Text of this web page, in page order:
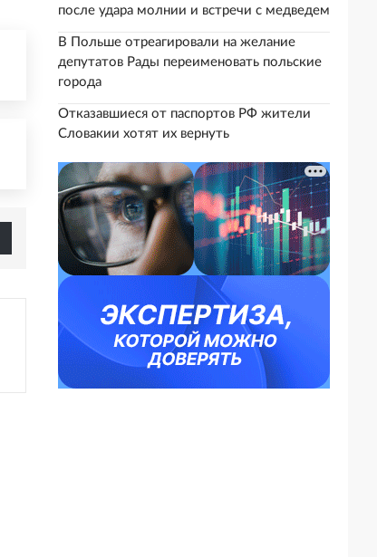
после удара молнии и встречи с медведем
В Польше отреагировали на желание
депутатов Рады переименовать польские
города
Отказавшиеся от паспортов РФ жители
Словакии хотят их вернуть